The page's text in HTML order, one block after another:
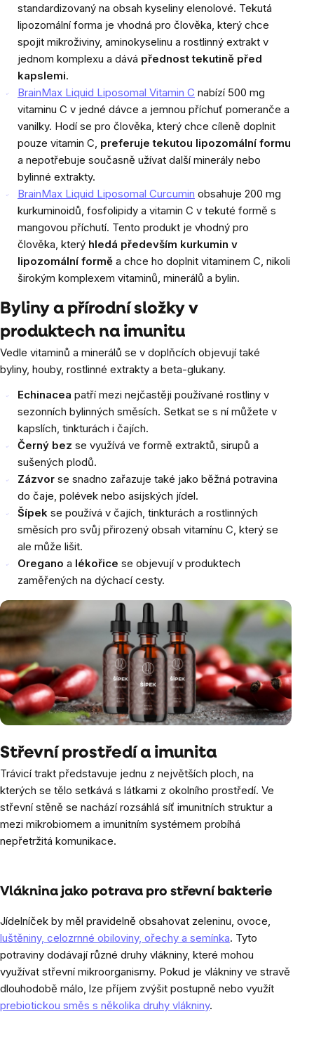
standardizovaný na obsah kyseliny elenolové. Tekutá
lipozomální forma je vhodná pro člověka, který chce
spojit mikroživiny, aminokyselinu a rostlinný extrakt v
jednom komplexu a dává přednost tekutině před
kapslemi.
BrainMax Liquid Liposomal Vitamin C nabízí 500 mg
vitaminu C v jedné dávce a jemnou příchuť pomeranče a
vanilky. Hodí se pro člověka, který chce cíleně doplnit
pouze vitamin C, preferuje tekutou lipozomální formu
a nepotřebuje současně užívat další minerály nebo
bylinné extrakty.
BrainMax Liquid Liposomal Curcumin obsahuje 200 mg
kurkuminoidů, fosfolipidy a vitamin C v tekuté formě s
mangovou příchutí. Tento produkt je vhodný pro
člověka, který hledá především kurkumin v
lipozomální formě a chce ho doplnit vitaminem C, nikoli
širokým komplexem vitaminů, minerálů a bylin.
Byliny a přírodní složky v
produktech na imunitu
Vedle vitaminů a minerálů se v doplňcích objevují také
byliny, houby, rostlinné extrakty a beta-glukany.
Echinacea patří mezi nejčastěji používané rostliny v
sezonních bylinných směsích. Setkat se s ní můžete v
kapslích, tinkturách i čajích.
Černý bez se využívá ve formě extraktů, sirupů a
sušených plodů.
Zázvor se snadno zařazuje také jako běžná potravina
do čaje, polévek nebo asijských jídel.
Šípek se používá v čajích, tinkturách a rostlinných
směsích pro svůj přirozený obsah vitamínu C, který se
ale může lišit.
Oregano a lékořice se objevují v produktech
zaměřených na dýchací cesty.
Střevní prostředí a imunita
Trávicí trakt představuje jednu z největších ploch, na
kterých se tělo setkává s látkami z okolního prostředí. Ve
střevní stěně se nachází rozsáhlá síť imunitních struktur a
mezi mikrobiomem a imunitním systémem probíhá
nepřetržitá komunikace.
Vláknina jako potrava pro střevní bakterie
Jídelníček by měl pravidelně obsahovat zeleninu, ovoce,
luštěniny, celozrnné obiloviny, ořechy a semínka. Tyto
potraviny dodávají různé druhy vlákniny, které mohou
využívat střevní mikroorganismy. Pokud je vlákniny ve stravě
dlouhodobě málo, lze příjem zvýšit postupně nebo využít
prebiotickou směs s několika druhy vlákniny.